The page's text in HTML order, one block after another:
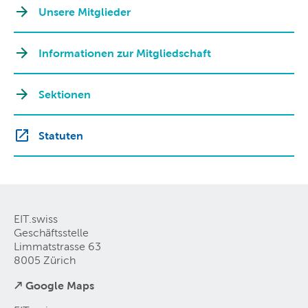
Unsere Mitglieder
Informationen zur Mitgliedschaft
Sektionen
Statuten
EIT.swiss
Geschäftsstelle
Limmatstrasse 63
8005 Zürich
↗ Google Maps